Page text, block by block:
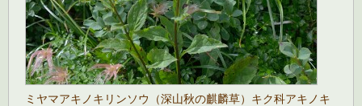
ミヤマアキノキリンソウ（深山秋の麒麟草）キク科アキノキ